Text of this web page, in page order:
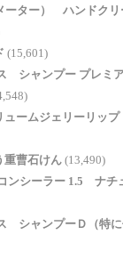
ター） ハンドクリ
(15,601)
シャンプー プレミ
ームジェリーリップ
重曹石けん (13,490)
ンシーラー 1.5 ナチ
シャンプーＤ（特